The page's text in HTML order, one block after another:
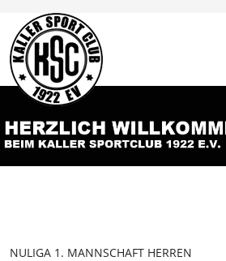
NULIGA 1. MANNSCHAFT HERREN